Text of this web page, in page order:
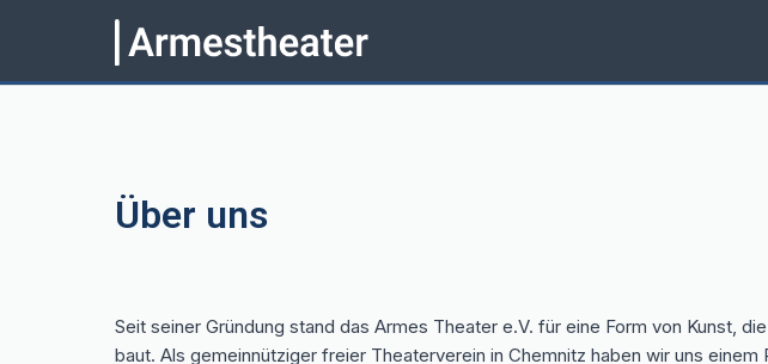
Über uns
Seit seiner Gründung stand das Armes Theater e.V. für eine Form von Kunst,
baut. Als gemeinnütziger freier Theaterverein in Chemnitz haben wir uns